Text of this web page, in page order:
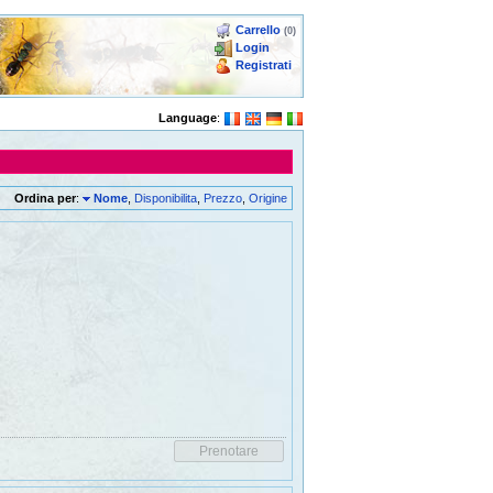
Carrello (0)
Login
Registrati
Language:
Ordina per: Nome Disponibilita Prezzo ,Origine